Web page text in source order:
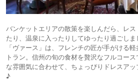
バンケットエリアの散策を楽しんだら、レ
たり、温泉に入ったりしてゆったり過ごし
「ヴァース」は、フレンチの匠が手がける
トラン。信州の旬の食材を贅沢なフルコー
な雰囲気に合わせて、ちょっぴりドレスア
♪